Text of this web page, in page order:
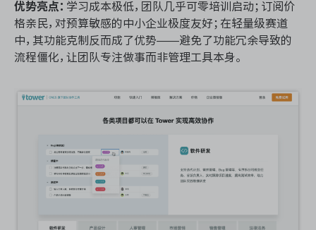
优势亮点： 学习成本极低，团队几乎可零培训启动；订阅价
格亲民，对预算敏感的中小企业极度友好；在轻量级赛道
中，其功能克制反而成了优势——避免了功能冗余导致的
流程僵化，让团队专注做事而非管理工具本身。